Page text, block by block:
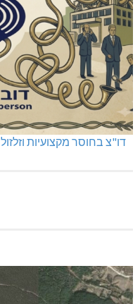
דו"צ בחוסר מקצועיות וזלזול